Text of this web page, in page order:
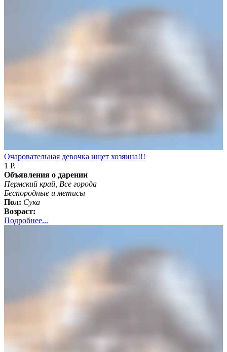
Очаровательная девочка ищет хозяина!!!
1 Р.
Объявления о дарении
Пермский край, Все города
Бeспородные и метисы
Пол: Сука
Возраст:
Подробнее...